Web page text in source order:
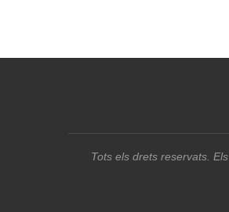
Tots els drets reservats.